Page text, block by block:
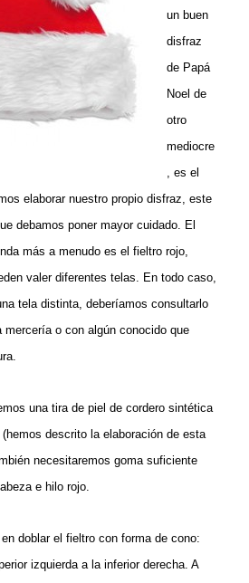
un buen
disfraz
de Papá
Noel de
otro
mediocre
, es el
elaborar nuestro propio disfraz, este
debamos poner mayor cuidado. El
más a menudo es el fieltro rojo,
valer diferentes telas. En todo caso,
tela distinta, deberíamos consultarlo
mercería o con algún conocido que
una tira de piel de cordero sintética
descrito la elaboración de esta
necesitaremos goma suficiente
e hilo rojo.
doblar el fieltro con forma de cono:
izquierda a la inferior derecha. A